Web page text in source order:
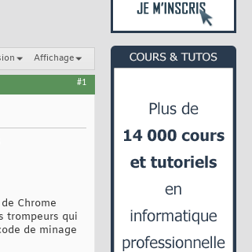
Affichage
#1
Chrome
trompeurs qui
de minage